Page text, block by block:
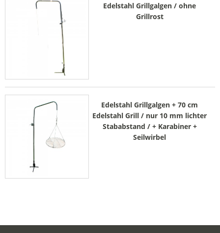
Edelstahl Grillgalgen / ohne
Grillrost
Edelstahl Grillgalgen + 70 cm
Edelstahl Grill / nur 10 mm lichter
Stababstand / + Karabiner +
Seilwirbel